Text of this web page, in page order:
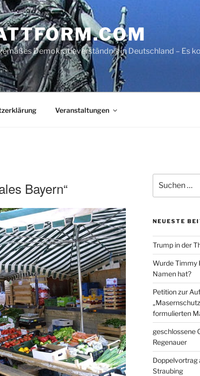
Demokratieverständnis in Deutschland – Es
Veranstaltungen
Bayern“
nach:
NEUESTE
Trump in der
Wurde Timmy
Namen hat?
Petition zur
formulierten
geschlossene
Regenauer
Doppelvortrag
Straubing